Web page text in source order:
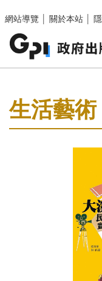
網站導覽
關於本站
:::
生活藝術